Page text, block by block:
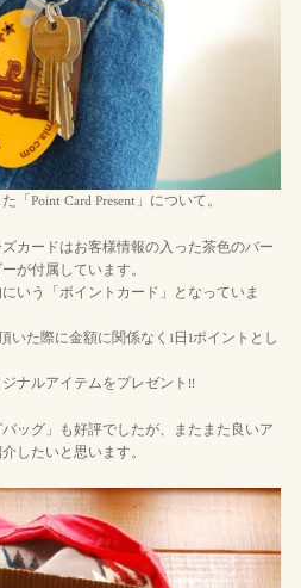
Point Card Present」について。
カードはお客様情報の入った茶色のバー
が付属しています。
いう「ポイントカード」となっていま
いた際に金額に関係なく1日1ポイントとし
ナルアイテムをプレゼント!!
ッグ」も好評でしたが、またまた良いア
したいと思います。